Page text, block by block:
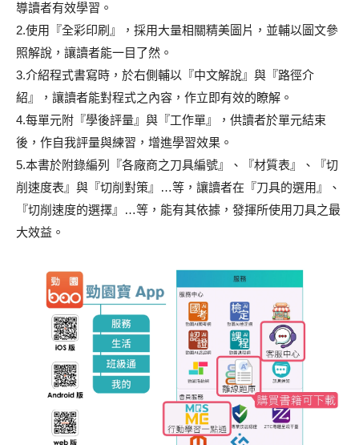
導讀者有效學習。
2.使用『全彩印刷』，採用大量相關精美圖片，並輔以圖文參
照解說，讓讀者能一目了然。
3.介紹程式書寫時，於右側輔以『中文解說』與『路徑介
紹』，讓讀者能對程式之內容，作立即有效的瞭解。
4.每單元附『學後評量』與『工作單』，供讀者於單元結束
後，作自我評量與練習，增進學習效果。
5.本書於附錄編列『各廠商之刀具編號』、『材質表』、『切
削速度表』與『切削對策』…等，讓讀者在『刀具的選用』、
『切削速度的選擇』…等，能有其依據，發揮所使用刀具之最
大效益。